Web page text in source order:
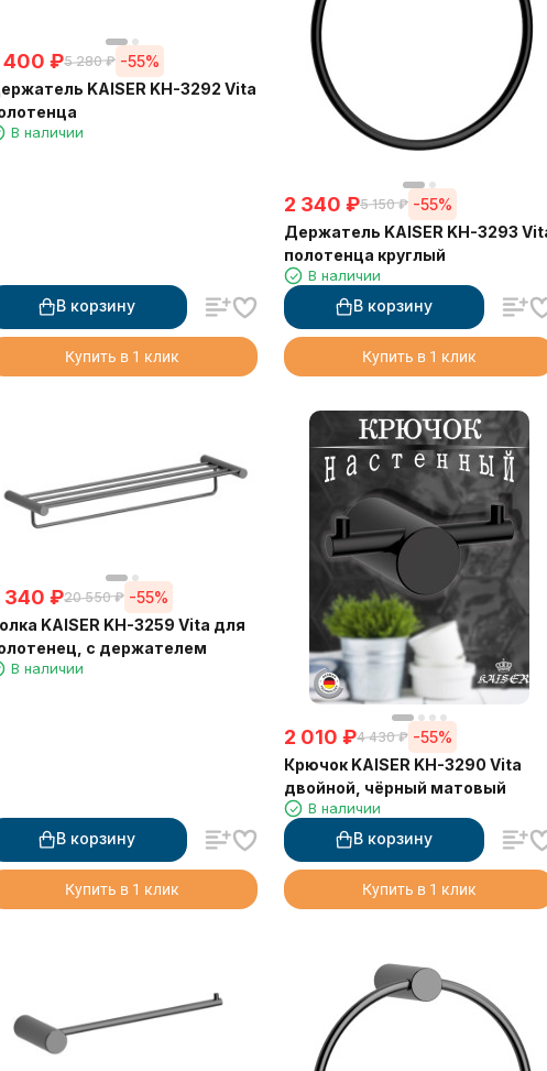
400 ₽5 280 ₽ -55%
KAISER KH-3292 Vita
В наличии
В корзину
Купить в 1 клик
2 340 ₽5 150 ₽ -55%
Держатель KAISER KH-3293
полотенца круглый
В наличии
В корзину
Купить в 1 клик
340 ₽20 550 ₽ -55%
KAISER KH-3259 Vita для
с держателем
В наличии
В корзину
Купить в 1 клик
2 010 ₽4 430 ₽ -55%
Крючок KAISER KH-3290 Vita
двойной, чёрный матовый
В наличии
В корзину
Купить в 1 клик